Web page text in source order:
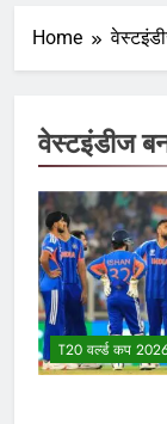
Home
वेस्टइंडीज
T20 वर्ल्ड कप